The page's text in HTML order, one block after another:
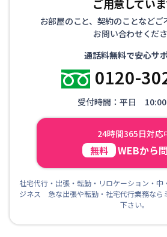
ご用意してい
お部屋のこと、契約のことなどご
お問い合わせくだ
通話料無料で安心サ
0120-
受付時間：平日
24時間365日対応
無料 WEBから
社宅代行・出張・転勤・リロケーション・
ジネス 急な出張や転勤・社宅代行業務なら
下さい。